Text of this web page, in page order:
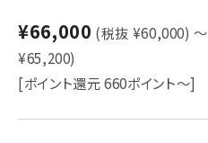
¥66,000 (税抜 ¥60,000) ～
¥65,200)
[ポイント還元 660ポイント～]